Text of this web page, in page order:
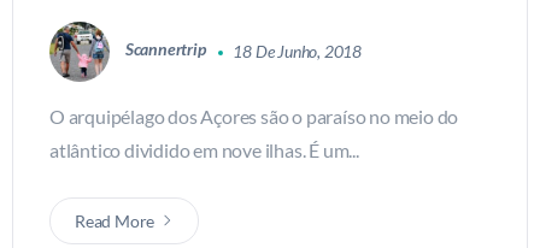
Scannertrip 18 De Junho, 2018
O arquipélago dos Açores são o paraíso no meio do
atlântico dividido em nove ilhas. É um...
Read More